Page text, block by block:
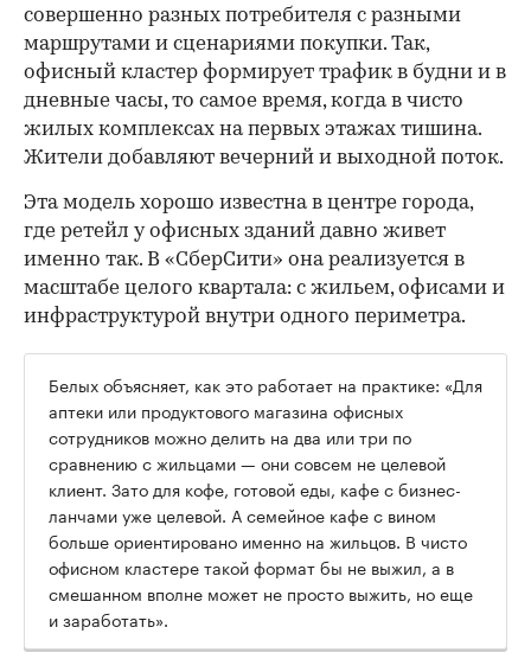
совершенно разных потребителя с разными
маршрутами и сценариями покупки. Так,
офисный кластер формирует трафик в будни и в
дневные часы, то самое время, когда в чисто
жилых комплексах на первых этажах тишина.
Жители добавляют вечерний и выходной поток.
Эта модель хорошо известна в центре города,
где ретейл у офисных зданий давно живет
именно так. В «СберСити» она реализуется в
масштабе целого квартала: с жильем, офисами и
инфраструктурой внутри одного периметра.
Белых объясняет, как это работает на практике: «Для
аптеки или продуктового магазина офисных
сотрудников можно делить на два или три по
сравнению с жильцами — они совсем не целевой
клиент. Зато для кофе, готовой еды, кафе с бизнес-
ланчами уже целевой. А семейное кафе с вином
больше ориентировано именно на жильцов. В чисто
офисном кластере такой формат бы не выжил, а в
смешанном вполне может не просто выжить, но еще
и заработать».